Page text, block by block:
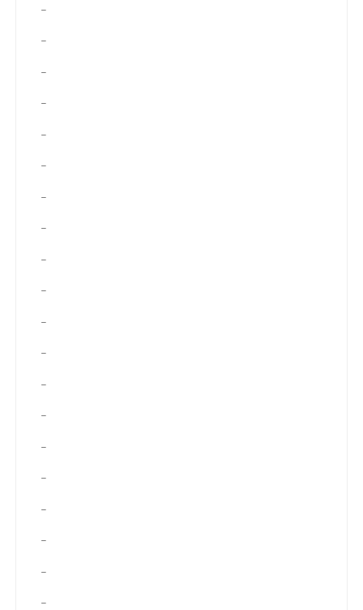
–
–
–
–
–
–
–
–
–
–
–
–
–
–
–
–
–
–
–
–